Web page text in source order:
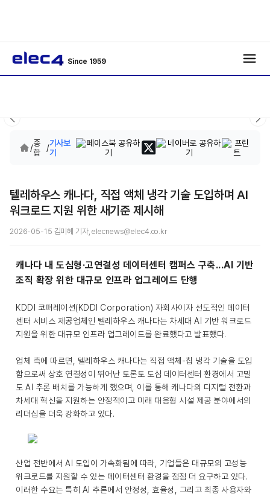
Since 1959
/종
합
/기사보
기
텔레하우스 캐나다, 직접 액체 냉각 기술 도입하며 AI
워크로드 지원 위한 새기준 제시해
2026-05-15 김미혜 기자, elecnews@elec4.co.kr
캐나다 내 도심형·고연결성 데이터센터 캠퍼스 구축...AI 기반
조직 확장 위한 대규모 인프라 업그레이드 단행
KDDI 코퍼레이션(KDDI Corporation) 자회사이자 선도적인 데이터
센터 서비스 제공업체인 텔레하우스 캐나다는 차세대 AI 기반 워크로드
지원을 위한 대규모 인프라 업그레이드를 완료했다고 발표했다.
업체 측에 따르면, 텔레하우스 캐나다는 직접 액체-칩 냉각 기술을 도입
함으로써 상호 연결성이 뛰어난 토론토 도심 데이터센터 환경에서 고밀
도 AI 추론 배치를 가능하게 했으며, 이를 통해 캐나다의 디지털 전환과
차세대 혁신을 지원하는 안정적이고 미래 대응형 시설 제공 분야에서의
리더십을 더욱 강화하고 있다.
산업 전반에서 AI 도입이 가속화됨에 따라, 기업들은 대규모의 고성능
워크로드를 지원할 수 있는 데이터센터 환경을 점점 더 요구하고 있다.
이러한 수요는 특히 AI 추론에서 안정성, 효율성, 그리고 최종 사용자와